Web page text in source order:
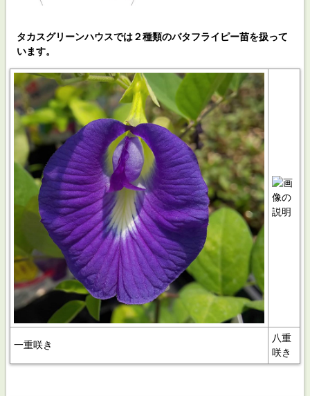
タカスグリーンハウスでは２種類のバタフライピー苗を扱って
います。
一重咲き
八重
咲き